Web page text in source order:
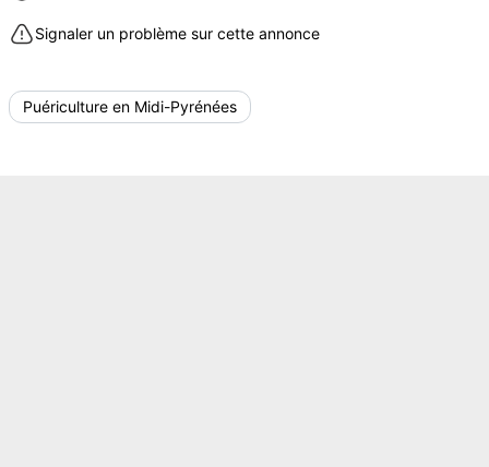
Signaler un problème sur cette annonce
Puériculture en Midi-Pyrénées